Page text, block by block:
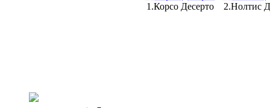
1.Корсо Десерто 2.Нолтис